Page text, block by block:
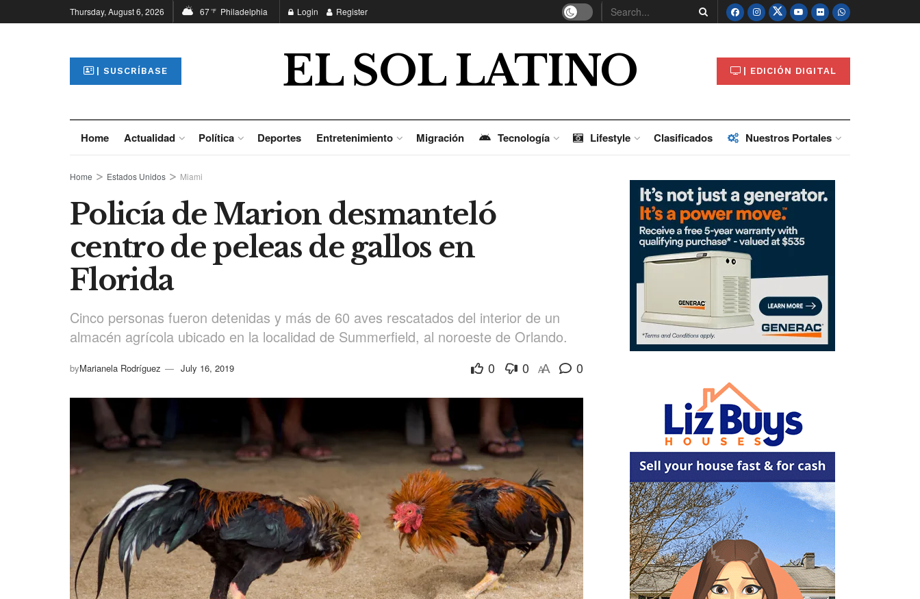
Thursday, August 6, 2026 67°F Philadelphia Login Register
| SUSCRÍBASE EL SOL LATINO | EDICIÓN DIGITAL
Home Actualidad Política Deportes Entretenimiento Migración Tecnología Lifestyle Clasificados Nuestros Portales
Home Estados Unidos Miami
Policía de Marion desmanteló
centro de peleas de gallos en
Florida
Cinco personas fueron detenidas y más de 60 aves rescatados del interior de un
almacén agrícola ubicado en la localidad de Summerfield, al noroeste de Orlando.
byMarianela Rodríguez July 16, 2019 0 0 AA 0